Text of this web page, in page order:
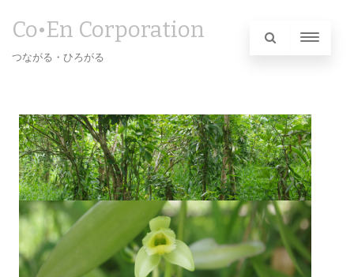
Co•En Corporation
つながる・ひろがる